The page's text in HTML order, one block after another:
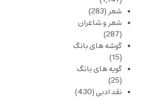
شعر(283)
شعر و شاعران
(287)
گوشه های بانگ
(15)
گویه های بانگ
(25)
نقد ادبی(430)